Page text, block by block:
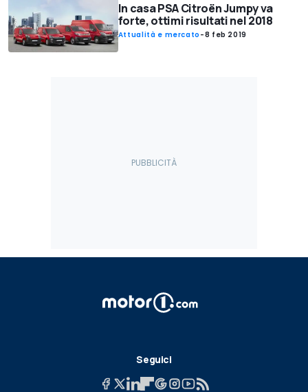
In casa PSA Citroën Jumpy va
forte, ottimi risultati nel 2018
Attualità e mercato -8 feb 2019
Seguici